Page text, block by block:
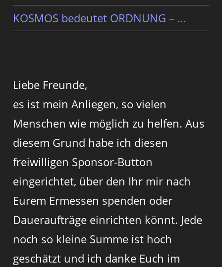
KOSMOS bedeutet ORDNUNG – …
Liebe Freunde,
es ist mein Anliegen, so vielen
Menschen wie möglich zu helfen. Aus
diesem Grund habe ich diesen
freiwilligen Sponsor-Button
eingerichtet, über den Ihr mir nach
Eurem Ermessen spenden oder
Daueraufträge einrichten könnt. Jede
noch so kleine Summe ist hoch
geschätzt und ich danke Euch im